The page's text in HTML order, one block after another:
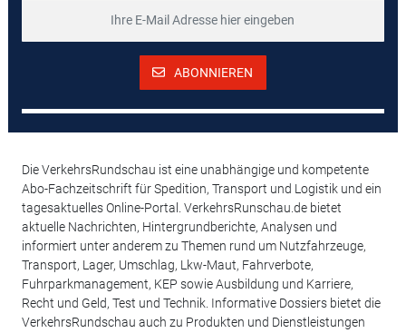
ABONNIEREN
Die VerkehrsRundschau ist eine unabhängige und kompetente
Abo-Fachzeitschrift für Spedition, Transport und Logistik und ein
tagesaktuelles Online-Portal. VerkehrsRunschau.de bietet
aktuelle Nachrichten, Hintergrundberichte, Analysen und
informiert unter anderem zu Themen rund um Nutzfahrzeuge,
Transport, Lager, Umschlag, Lkw-Maut, Fahrverbote,
Fuhrparkmanagement, KEP sowie Ausbildung und Karriere,
Recht und Geld, Test und Technik. Informative Dossiers bietet die
VerkehrsRundschau auch zu Produkten und Dienstleistungen